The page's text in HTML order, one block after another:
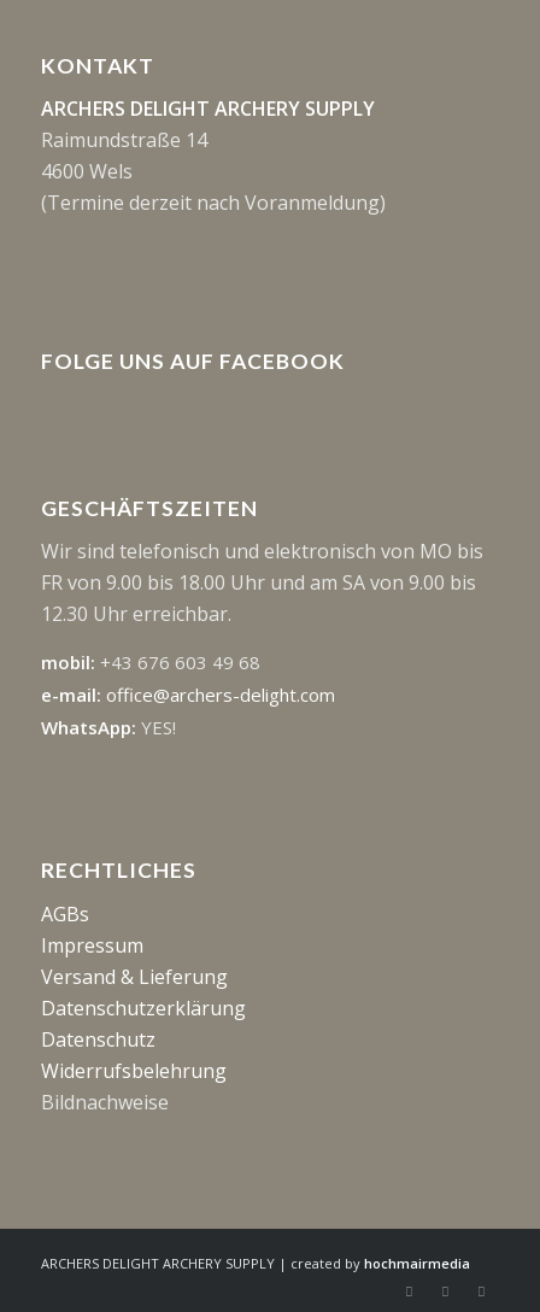
KONTAKT
ARCHERS DELIGHT ARCHERY SUPPLY
Raimundstraße 14
4600 Wels
(Termine derzeit nach Voranmeldung)
FOLGE UNS AUF FACEBOOK
GESCHÄFTSZEITEN
Wir sind telefonisch und elektronisch von MO bis
FR von 9.00 bis 18.00 Uhr und am SA von 9.00 bis
12.30 Uhr erreichbar.
mobil: +43 676 603 49 68
e-mail: office@archers-delight.com
WhatsApp: YES!
RECHTLICHES
AGBs
Impressum
Versand & Lieferung
Datenschutzerklärung
Datenschutz
Widerrufsbelehrung
Bildnachweise
ARCHERS DELIGHT ARCHERY SUPPLY | created by hochmairmedia